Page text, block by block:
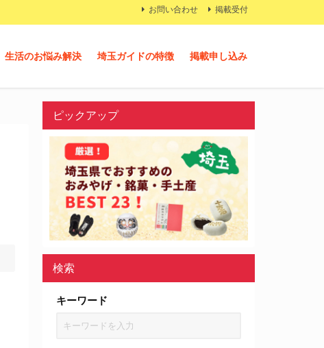
お問い合わせ 掲載受付
生活のお悩み解決 埼玉ガイドの特徴 掲載申し込み
ピックアップ
検索
キーワード